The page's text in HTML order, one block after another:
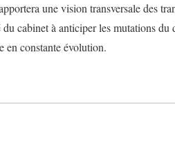
une vision transversale des
cabinet à anticiper les mutations du
en constante évolution.